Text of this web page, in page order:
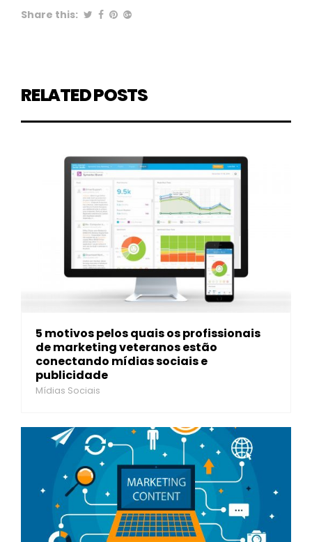
Share this:
RELATED POSTS
5 motivos pelos quais os profissionais
de marketing veteranos estão
conectando mídias sociais e
publicidade
Mídias Sociais